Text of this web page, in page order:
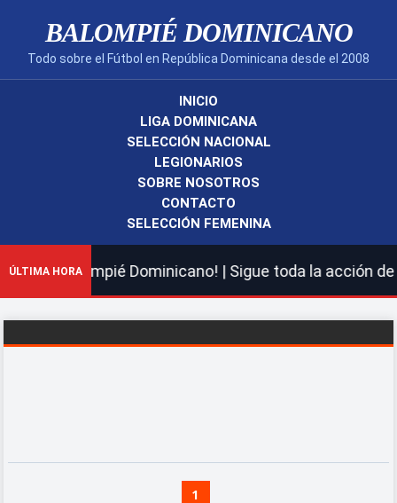
BALOMPIÉ DOMINICANO
Todo sobre el Fútbol en República Dominicana desde el 2008
INICIO
LIGA DOMINICANA
SELECCIÓN NACIONAL
LEGIONARIOS
SOBRE NOSOTROS
CONTACTO
SELECCIÓN FEMENINA
ÚLTIMA HORA
Balompié Dominicano! | Sigue toda la acción de
1